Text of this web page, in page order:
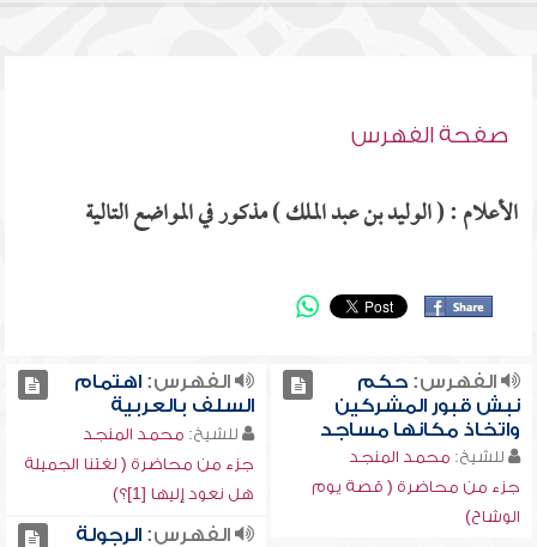
صفحة الفهرس
الأعلام : ( الوليد بن عبد الملك ) مذكور في المواضع التالية
الفهرس:حكم
نبش قبور المشركين
واتخاذ مكانها مساجد
للشيخ: محمد المنجد
جزء من محاضرة ( قصة يوم
الوشاح)
الفهرس:اهتمام
السلف بالعربية
للشيخ: محمد المنجد
جزء من محاضرة ( لغتنا الجميلة
هل نعود إليها [1]؟)
الفهرس:الرجولة